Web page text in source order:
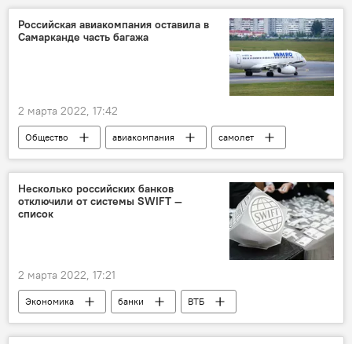
Российская авиакомпания оставила в
Самарканде часть багажа
2 марта 2022, 17:42
Общество авиакомпания
самолет
Самарканд
багаж
Несколько российских банков
отключили от системы SWIFT —
список
2 марта 2022, 17:21
Экономика банки ВТБ